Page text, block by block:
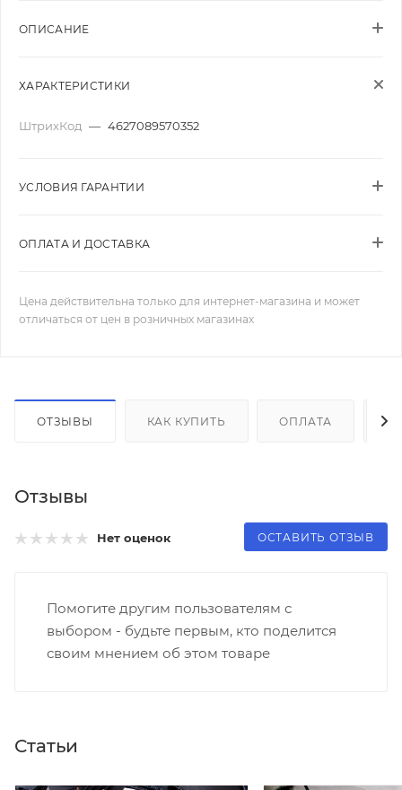
ОПИСАНИЕ
ХАРАКТЕРИСТИКИ
ШтрихКод — 4627089570352
УСЛОВИЯ ГАРАНТИИ
ОПЛАТА И ДОСТАВКА
Цена действительна только для интернет-магазина и может
отличаться от цен в розничных магазинах
ОТЗЫВЫ КАК КУПИТЬ ОПЛАТА
Отзывы
Нет оценок ОСТАВИТЬ ОТЗЫВ
Помогите другим пользователям с
выбором - будьте первым, кто поделится
своим мнением об этом товаре
Статьи